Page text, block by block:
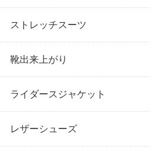
ストレッチスーツ
靴出来上がり
ライダースジャケット
レザーシューズ